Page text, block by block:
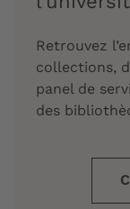
Retrouvez
collections,
panel de
des